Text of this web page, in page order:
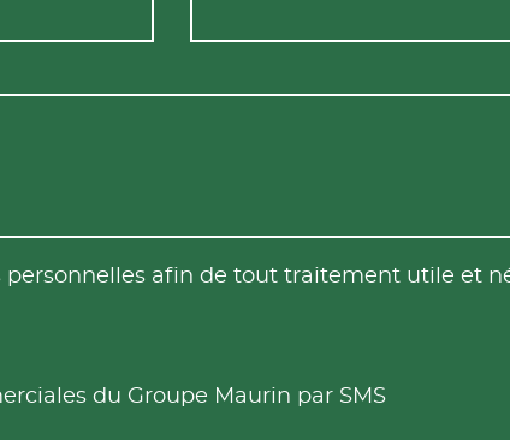
personnelles afin de tout traitement utile et
du Groupe Maurin par SMS